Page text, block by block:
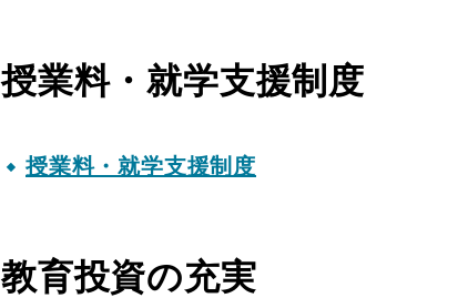
授業料・就学支援制度
授業料・就学支援制度
教育投資の充実